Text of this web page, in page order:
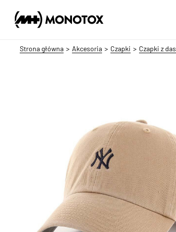
Strona główna Akcesoria Czapki Czapki z